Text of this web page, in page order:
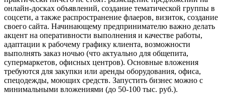
онлайн-досках объявлений, создание тематической группы в
соцсети, а также распространение флаеров, визиток, создание
своего сайта. Начинающему предпринимателю важно делать
акцент на оперативности выполнения и качестве работы,
адаптации к рабочему графику клиента, возможности
выполнять заказ ночью (что актуально для общепита,
супермаркетов, офисных центров). Основные вложения
требуются для закупки или аренды оборудования, офиса,
спецодежды, моющих средств. Запустить бизнес можно с
минимальными вложениями (до 50-100 тыс. руб.).